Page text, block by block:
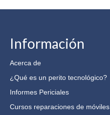
Información
Acerca de
¿Qué es un perito tecnológico?
Informes Periciales
Cursos reparaciones de móviles